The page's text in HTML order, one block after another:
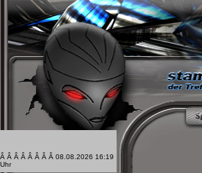
Â Â Â Â Â Â Â Â 08.08.2026 16:19
Uhr